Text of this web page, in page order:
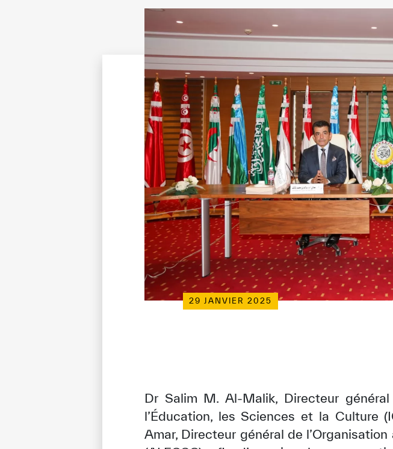
29 JANVIER 2025
Dr Salim M. Al-Malik, Directeur
l’Éducation, les Sciences et la Culture
Amar, Directeur général de